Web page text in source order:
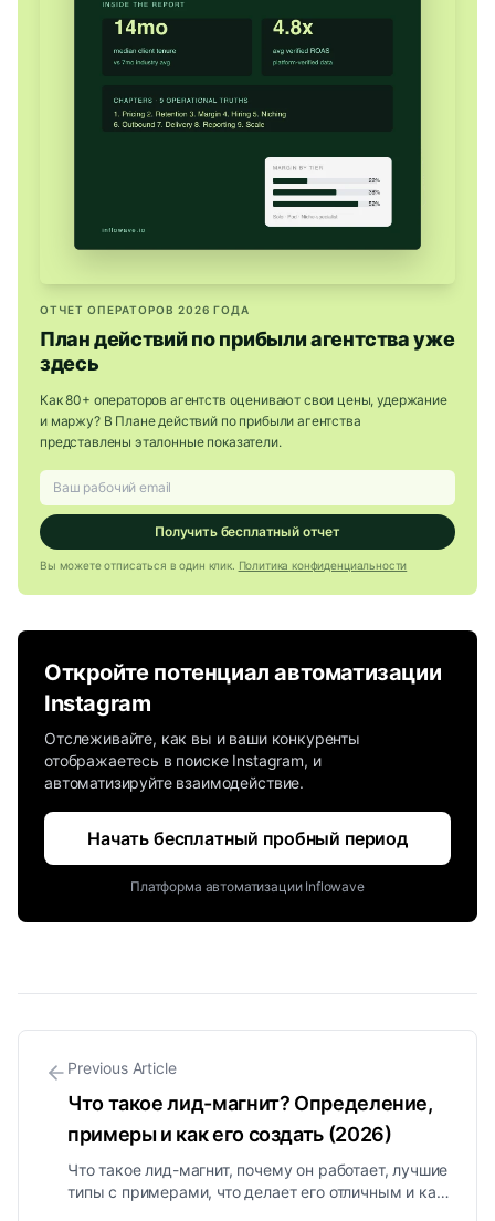
ОТЧЕТ ОПЕРАТОРОВ 2026 ГОДА
План действий по прибыли агентства уже
здесь
Как 80+ операторов агентств оценивают свои цены, удержание
и маржу? В Плане действий по прибыли агентства
представлены эталонные показатели.
Получить бесплатный отчет
Вы можете отписаться в один клик. Политика конфиденциальности
Откройте потенциал автоматизации
Instagram
Отслеживайте, как вы и ваши конкуренты
отображаетесь в поиске Instagram, и
автоматизируйте взаимодействие.
Начать бесплатный пробный период
Платформа автоматизации Inflowave
Previous Article
Что такое лид-магнит? Определение,
примеры и как его создать (2026)
Что такое лид-магнит, почему он работает, лучшие
типы с примерами, что делает его отличным и как